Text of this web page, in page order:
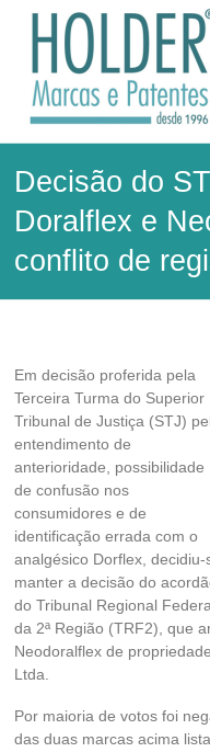
HOLDER
–
Marcas
e
Patentes
Marcas
Patentes
Decisão do
Doralflex e
conflito de
Em decisão proferida pela
Terceira Turma do Superior
Tribunal de Justiça (STJ)
entendimento de
anterioridade, possibilidade
de confusão nos
consumidores e de
identificação errada com o
analgésico Dorflex, decidiu-
manter a decisão do
do Tribunal Regional
da 2ª Região (TRF2), que
Neodoralflex de
Ltda.
Por maioria de votos foi
das duas marcas acima